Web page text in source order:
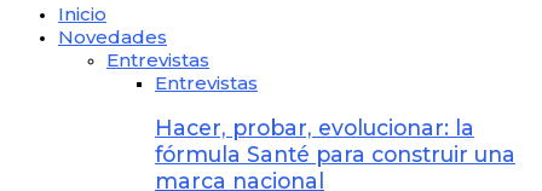
Inicio
Novedades
Entrevistas
Entrevistas
Hacer, probar, evolucionar: la
fórmula Santé para construir una
marca nacional